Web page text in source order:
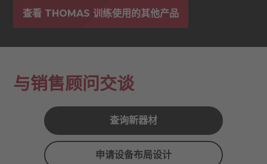
查看 THOMAS 训练使用的其他产品
与销售顾问交谈
查询新器材
申请设备布局设计